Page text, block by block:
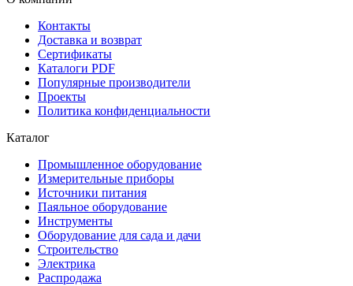
Контакты
Доставка и возврат
Сертификаты
Каталоги PDF
Популярные производители
Проекты
Политика конфиденциальности
Каталог
Промышленное оборудование
Измерительные приборы
Источники питания
Паяльное оборудование
Инструменты
Оборудование для сада и дачи
Строительство
Электрика
Распродажа